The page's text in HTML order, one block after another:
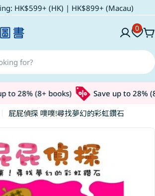
HK$599+ (HK) | HK$899+ (Macau)
0
to 28% (8+ books)
Save up to 28%
屁屁偵探 噗噗!尋找夢幻的彩虹鑽石